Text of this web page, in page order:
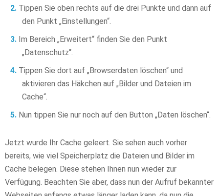
Tippen Sie oben rechts auf die drei Punkte und dann auf
den Punkt „Einstellungen“.
Im Bereich „Erweitert“ finden Sie den Punkt
„Datenschutz“.
Tippen Sie dort auf „Browserdaten löschen“ und
aktivieren das Häkchen auf „Bilder und Dateien im
Cache“.
Nun tippen Sie nur noch auf den Button „Daten löschen“.
Jetzt wurde Ihr Cache geleert. Sie sehen auch vorher
bereits, wie viel Speicherplatz die Dateien und Bilder im
Cache belegen. Diese stehen Ihnen nun wieder zur
Verfügung. Beachten Sie aber, dass nun der Aufruf bekannter